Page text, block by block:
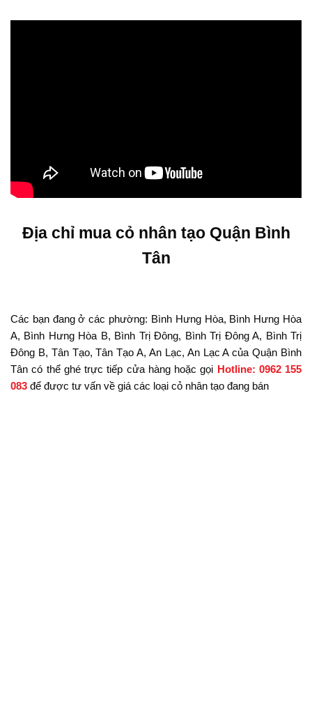
Địa chỉ mua cỏ nhân tạo Quận Bình
Tân
Các bạn đang ở các phường: Bình Hưng Hòa, Bình Hưng Hòa
A, Bình Hưng Hòa B, Bình Trị Đông, Bình Trị Đông A, Bình Trị
Đông B, Tân Tạo, Tân Tạo A, An Lạc, An Lạc A của Quận Bình
Tân có thể ghé trực tiếp cửa hàng hoặc gọi Hotline: 0962 155
083 để được tư vấn về giá các loại cỏ nhân tạo đang bán